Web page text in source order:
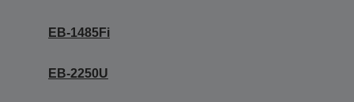
EB-1485Fi
EB-2250U